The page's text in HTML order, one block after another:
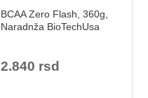
BCAA Zero Flash, 360g,
Naradnža BioTechUsa
2.840 rsd